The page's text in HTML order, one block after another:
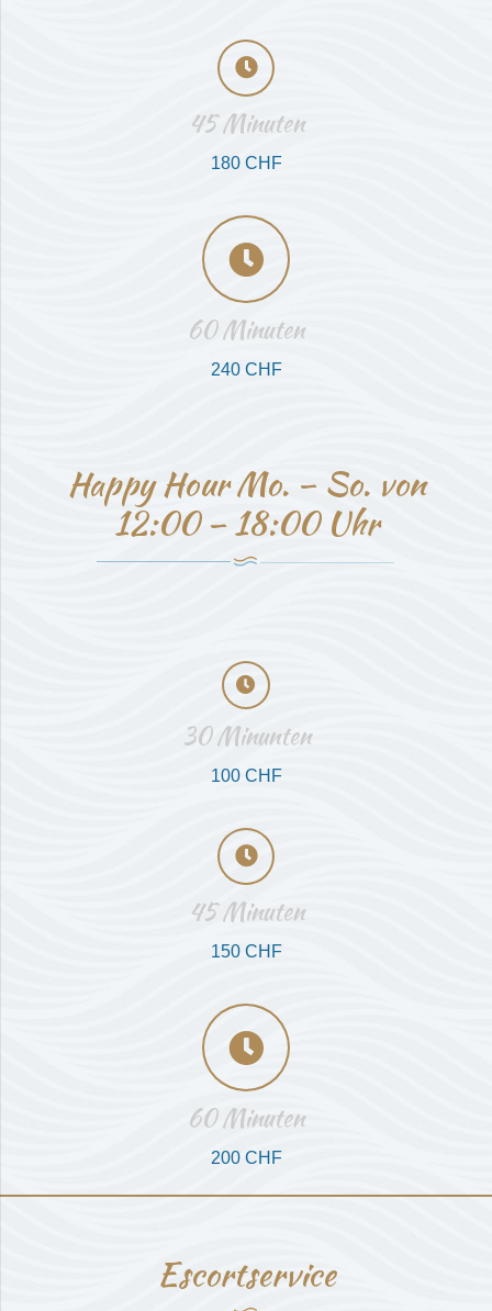
45 Minuten
180 CHF
60 Minuten
240 CHF
Happy Hour Mo. – So. von
12:00 – 18:00 Uhr
30 Minunten
100 CHF
45 Minuten
150 CHF
60 Minuten
200 CHF
Escortservice